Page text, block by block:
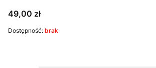
Cena
49,00 zł
Dostępność: brak